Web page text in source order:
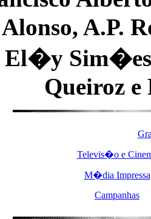
A.P.
Queiroz
Televis�o e
M�dia Impressa
Campanhas